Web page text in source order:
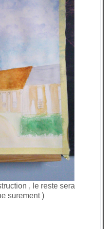
, le reste sera
surement )